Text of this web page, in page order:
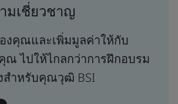
มเชี่ยวชาญ
งคุณและเพิ่มมูลค่าให้กับ
ณ ไปให้ไกลกว่าการฝึกอบรม
สำหรับคุณวุฒิ BSI